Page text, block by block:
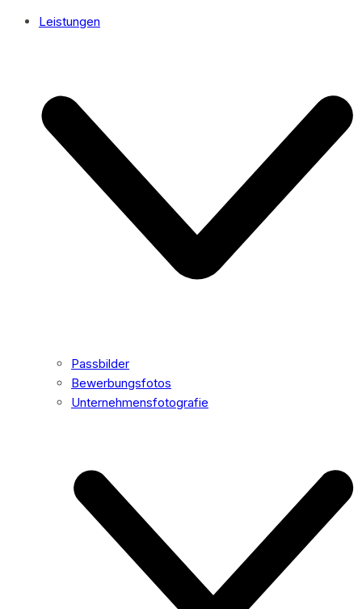
Leistungen
Passbilder
Bewerbungsfotos
Unternehmensfotografie